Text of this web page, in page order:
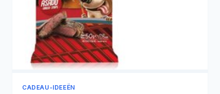
CADEAU-IDEEËN